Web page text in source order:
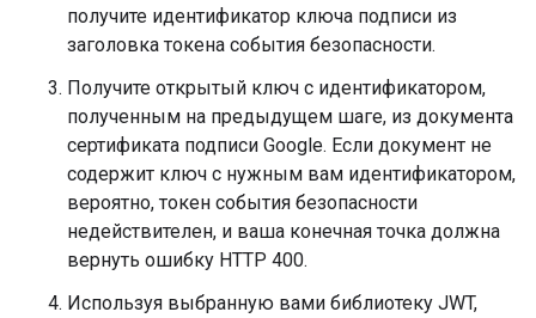
получите идентификатор ключа подписи из
заголовка токена события безопасности.
Получите открытый ключ с идентификатором,
полученным на предыдущем шаге, из документа
сертификата подписи Google. Если документ не
содержит ключ с нужным вам идентификатором,
вероятно, токен события безопасности
недействителен, и ваша конечная точка должна
вернуть ошибку HTTP 400.
Используя выбранную вами библиотеку JWT,